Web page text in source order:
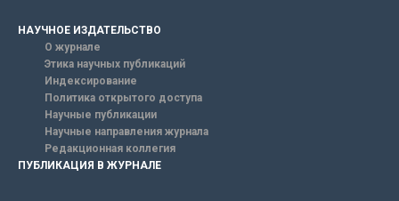
НАУЧНОЕ ИЗДАТЕЛЬСТВО
О журнале
Этика научных публикаций
Индексирование
Политика открытого доступа
Научные публикации
Научные направления журнала
Редакционная коллегия
ПУБЛИКАЦИЯ В ЖУРНАЛЕ